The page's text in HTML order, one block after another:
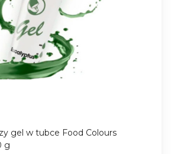
gel w tubce Food Colours
g